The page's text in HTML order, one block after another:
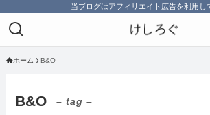
当ブログはアフィリエイト広告を利用し
ホーム B&O
B&O – tag –